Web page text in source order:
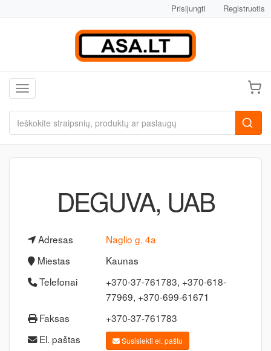
Prisijungti Registruotis
Toggle navigation
DEGUVA, UAB
Adresas
Naglio g. 4a
Miestas
Kaunas
Telefonai
+370-37-761783, +370-618-
77969, +370-699-61671
Faksas
+370-37-761783
El. paštas
Susisiekti el. paštu